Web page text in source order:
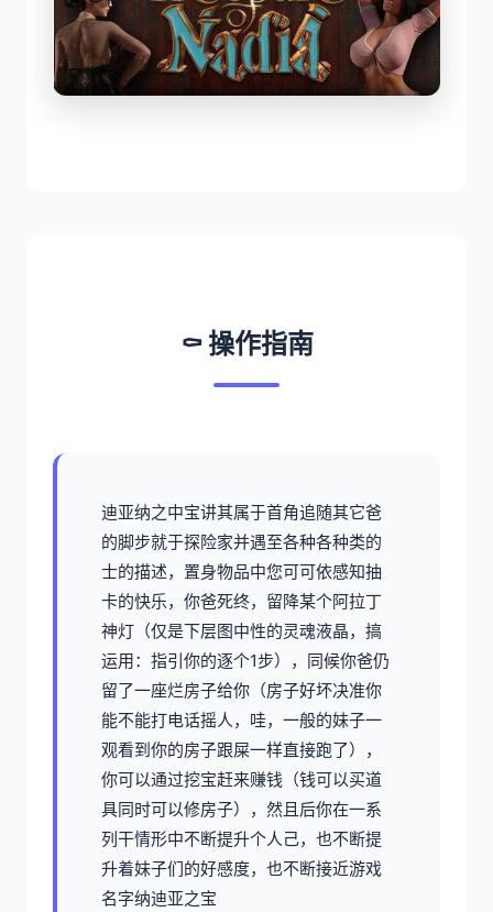
⚰️ 操作指南
迪亚纳之中宝讲其属于首角追随其它爸
的脚步就于探险家并遇至各种各种类的
士的描述，置身物品中您可可依感知抽
卡的快乐，你爸死终，留降某个阿拉丁
神灯（仅是下层图中性的灵魂液晶，搞
运用：指引你的逐个1步），同候你爸仍
留了一座烂房子给你（房子好坏决准你
能不能打电话摇人，哇，一般的妹子一
观看到你的房子跟屎一样直接跑了），
你可以通过挖宝赶来赚钱（钱可以买道
具同时可以修房子），然且后你在一系
列干情形中不断提升个人己，也不断提
升着妹子们的好感度，也不断接近游戏
名字纳迪亚之宝